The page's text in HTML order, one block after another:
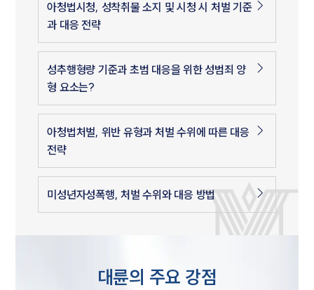
아청법시청, 성착취물 소지 및 시청 시 처벌 기준
과 대응 전략
성추행형량 기준과 초범 대응을 위한 성범죄 양
형 요소는?
아청법처벌, 위반 유형과 처벌 수위에 따른 대응
전략
미성년자성폭행, 처벌 수위와 대응 방법
대륜의 주요 강점